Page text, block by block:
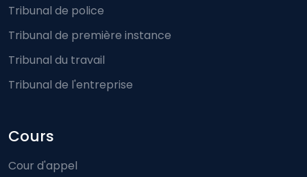
Tribunal de police
Tribunal de première instance
Tribunal du travail
Tribunal de l'entreprise
Cours
Cour d'appel